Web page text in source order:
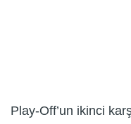
Play-Off’un ikinci